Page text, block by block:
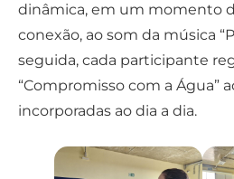
dinâmica, em um momento
conexão, ao som da música
seguida, cada participante
“Compromisso com a Água”
incorporadas ao dia a dia.